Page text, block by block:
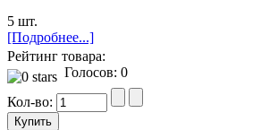
5 шт.
[Подробнее...]
Рейтинг товара:
Голосов: 0
Кол-во: